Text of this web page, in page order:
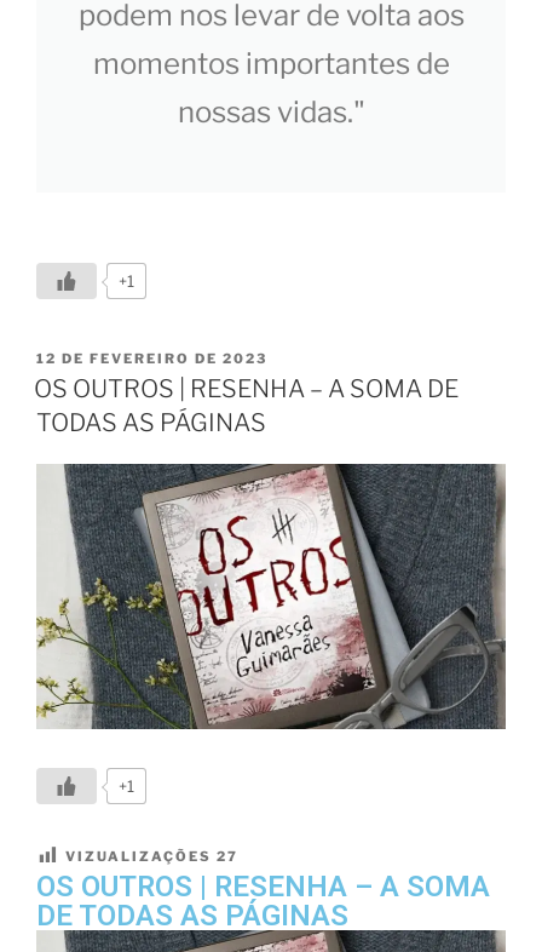
podem nos levar de volta aos
momentos importantes de
nossas vidas."
+1
12 DE FEVEREIRO DE 2023
OS OUTROS | RESENHA – A SOMA DE
TODAS AS PÁGINAS
+1
VIZUALIZAÇÕES 27
OS OUTROS | RESENHA – A SOMA
DE TODAS AS PÁGINAS